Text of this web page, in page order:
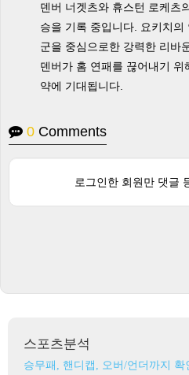
덴버 너겟츠와 휴스턴 로케츠
승을 기록 중입니다. 요키치
군을 중심으로한 강력한 리바
덴버가 홈 연패를 끊어내기
약에 기대됩니다.
0 Comments
로그인한 회원만 댓글
스포츠분석
승무패, 핸디캡, 오버/언더까지 확